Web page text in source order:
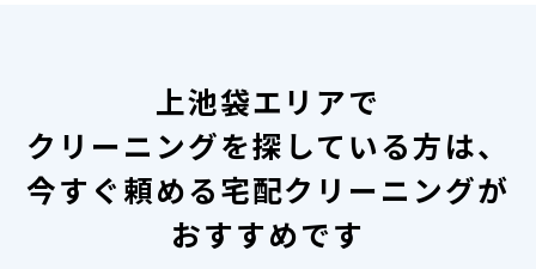
上池袋エリアで
クリーニングを探している方は、
今すぐ頼める宅配クリーニングが
おすすめです